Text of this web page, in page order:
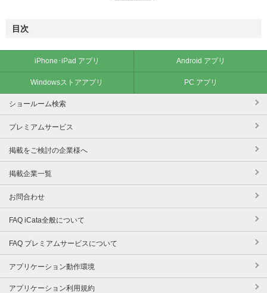
目次
iPhone･iPad アプリ Android アプリ
Windowsストアアプリ PC アプリ
ショールーム検索
プレミアムサービス
掲載をご検討の企業様へ
掲載企業一覧
お問合わせ
FAQ iCata全般について
FAQ プレミアムサービスについて
アプリケーション動作環境
アプリケーション利用規約